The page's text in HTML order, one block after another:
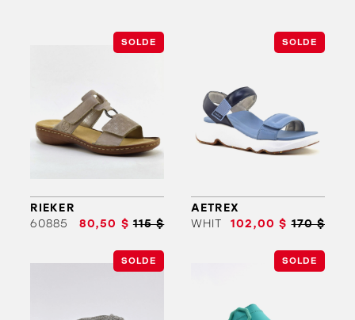
ORTHÈSES SOLDES MARQUES
SOLDE
RIEKER
60885
80,50 $ 115 $
SOLDE
AETREX
WHIT
102,00 $ 170 $
SOLDE SOLDE